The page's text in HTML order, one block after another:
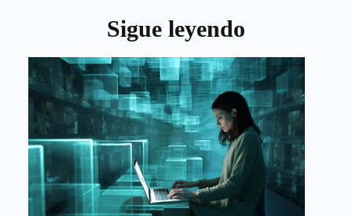
Sigue leyendo